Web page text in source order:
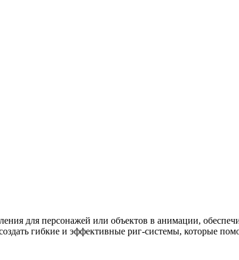
для персонажей или объектов в анимации,
гибкие и эффективные риг-системы, которые